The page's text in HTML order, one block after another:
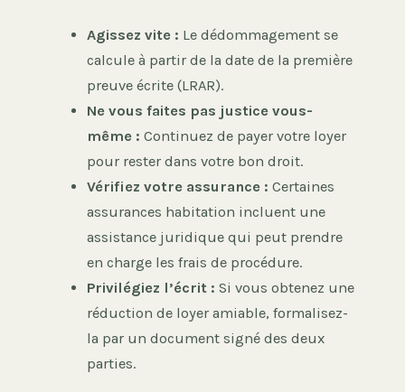
Agissez vite : Le dédommagement se
calcule à partir de la date de la première
preuve écrite (LRAR).
Ne vous faites pas justice vous-
même : Continuez de payer votre loyer
pour rester dans votre bon droit.
Vérifiez votre assurance : Certaines
assurances habitation incluent une
assistance juridique qui peut prendre
en charge les frais de procédure.
Privilégiez l’écrit : Si vous obtenez une
réduction de loyer amiable, formalisez-
la par un document signé des deux
parties.